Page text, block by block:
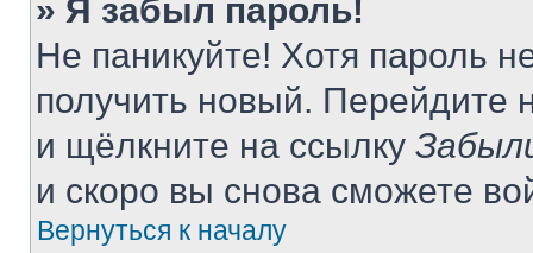
» Я забыл пароль!
Не паникуйте! Хотя пароль
получить новый. Перейдите
и щёлкните на ссылку
и скоро вы снова сможете
Вернуться к началу